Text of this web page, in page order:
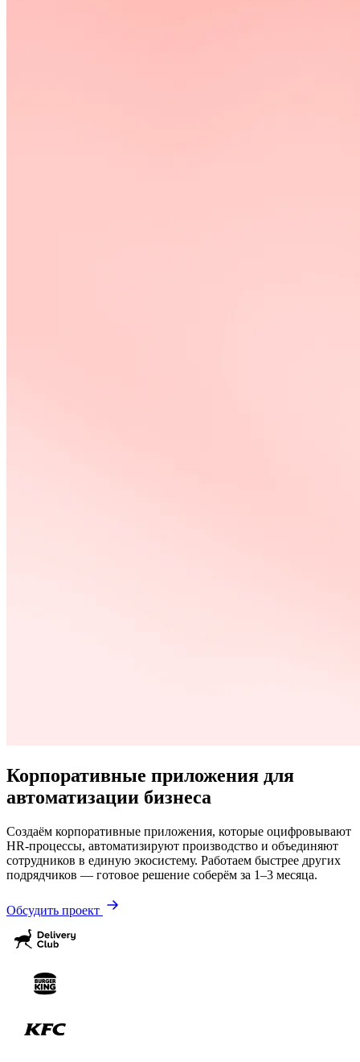
Корпоративные приложения для
автоматизации бизнеса
Создаём корпоративные приложения, которые оцифровывают
HR-процессы, автоматизируют производство и объединяют
сотрудников в единую экосистему. Работаем быстрее других
подрядчиков — готовое решение соберём за 1–3 месяца.
Обсудить проект